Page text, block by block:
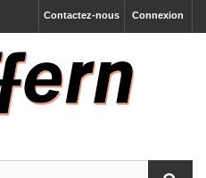
Connexion
Contactez-nous